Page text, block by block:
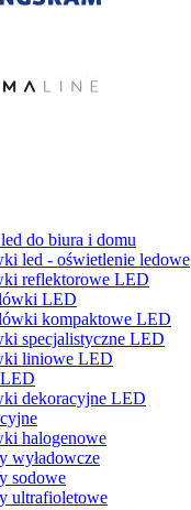
do biura i domu
led - oświetlenie ledowe
reflektorowe LED
LED
kompaktowe LED
specjalistyczne LED
liniowe LED
dekoracyjne LED
halogenowe
wyładowcze
sodowe
ultrafioletowe